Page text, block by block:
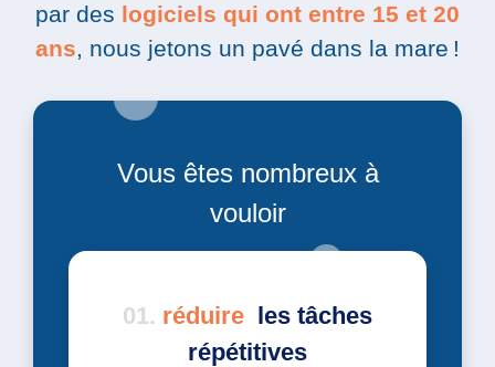
par des logiciels qui ont entre 15 et 20
ans, nous jetons un pavé dans la mare !
Vous êtes nombreux à
vouloir
réduire les tâches
répétitives